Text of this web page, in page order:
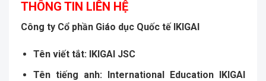
THÔNG TIN LIÊN HỆ
Công ty Cổ phần Giáo dục Quốc tế IKIGAI
Tên viết tắt: IKIGAI JSC
Tên tiếng anh: International Education IKIGAI